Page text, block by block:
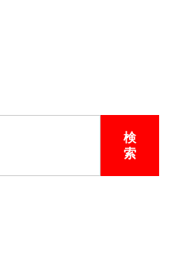
検
索